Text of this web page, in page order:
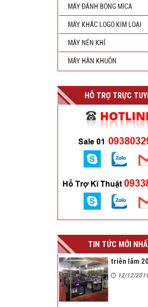
MÁY ĐÁNH BÓNG MICA
MÁY KHẮC LOGO KIM LOẠI
MÁY NÉN KHÍ
MÁY HÀN KHUÔN
HỖ TRỢ TRỰC
Sale 01
Hỗ Trợ Kĩ Thuật
TIN TỨC MỚI
triễn lãm
12/12/